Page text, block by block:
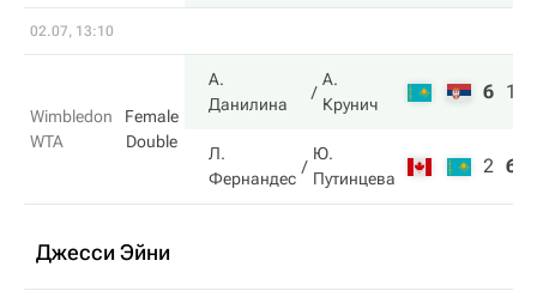
02.07, 13:10
Wimbledon
WTA
Female
Double
А.
Данилина
А.
Крунич
6 1
Л.
Фернандес
Ю.
Путинцева
2 6
Джесси Эйни